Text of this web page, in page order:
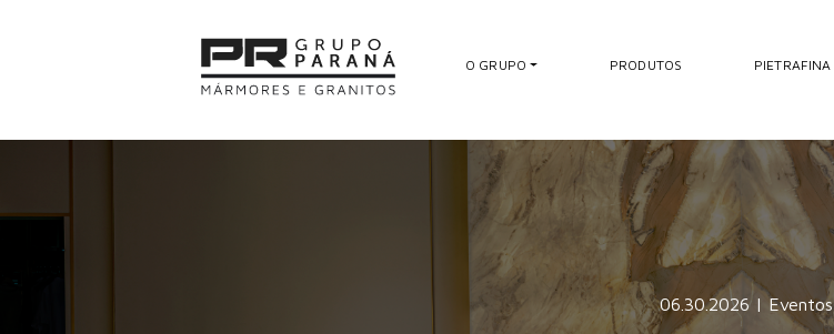
O GRUPO PRODUTOS PIETRAFINA
06.30.2026 | Eventos